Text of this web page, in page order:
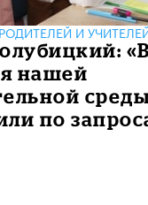
И
нашей
по